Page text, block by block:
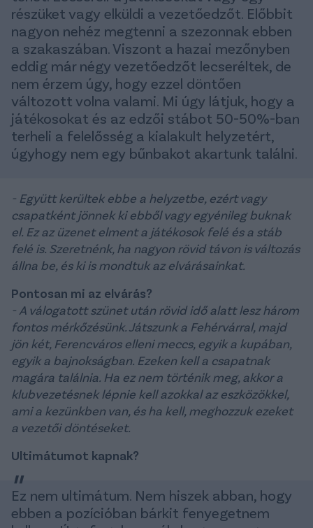
részüket vagy elküldi a vezetőedzőt. Előbbit
nagyon nehéz megtenni a szezonnak ebben
a szakaszában. Viszont a hazai mezőnyben
eddig már négy vezetőedzőt lecseréltek, de
nem érzem úgy, hogy ezzel döntően
változott volna valami. Mi úgy látjuk, hogy a
játékosokat és az edzői stábot 50-50%-ban
terheli a felelősség a kialakult helyzetért,
úgyhogy nem egy bűnbakot akartunk találni.
- Együtt kerültek ebbe a helyzetbe, ezért vagy
csapatként jönnek ki ebből vagy egyénileg buknak
el. Ez az üzenet elment a játékosok felé és a stáb
felé is. Szeretnénk, ha nagyon rövid távon is változás
állna be, és ki is mondtuk az elvárásainkat.
Pontosan mi az elvárás?
- A válogatott szünet után rövid idő alatt lesz három
fontos mérkőzésünk. Játszunk a Fehérvárral, majd
jön két, Ferencváros elleni meccs, egyik a kupában,
egyik a bajnokságban. Ezeken kell a csapatnak
magára találnia. Ha ez nem történik meg, akkor a
klubvezetésnek lépnie kell azokkal az eszközökkel,
ami a kezünkben van, és ha kell, meghozzuk ezeket
a vezetői döntéseket.
Ultimátumot kapnak?
Ez nem ultimátum. Nem hiszek abban, hogy
ebben a pozícióban bárkit fenyegetnem